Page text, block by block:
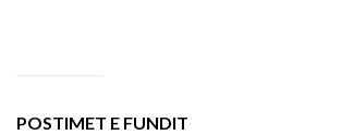
POSTIMET E FUNDIT